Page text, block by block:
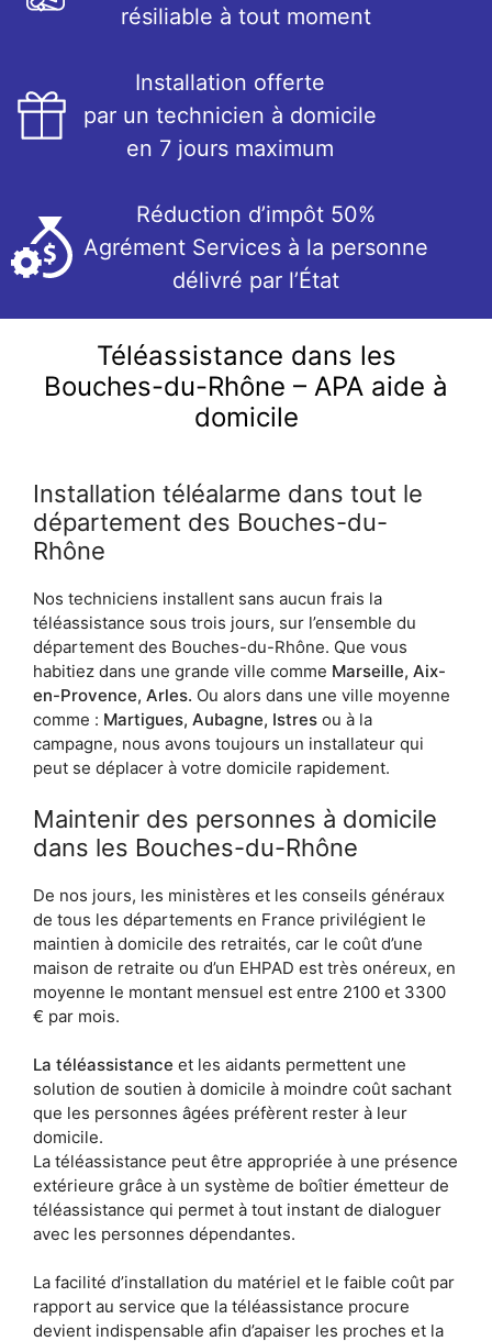
résiliable à tout moment
Installation offerte
par un technicien à domicile
en 7 jours maximum
Réduction d’impôt 50%
Agrément Services à la personne
délivré par l’État
Téléassistance dans les
Bouches-du-Rhône – APA aide à
domicile
Installation téléalarme dans tout le
département des Bouches-du-
Rhône
Nos techniciens installent sans aucun frais la
téléassistance sous trois jours, sur l’ensemble du
département des Bouches-du-Rhône. Que vous
habitiez dans une grande ville comme Marseille, Aix-
en-Provence, Arles. Ou alors dans une ville moyenne
comme : Martigues, Aubagne, Istres ou à la
campagne, nous avons toujours un installateur qui
peut se déplacer à votre domicile rapidement.
Maintenir des personnes à domicile
dans les Bouches-du-Rhône
De nos jours, les ministères et les conseils généraux
de tous les départements en France privilégient le
maintien à domicile des retraités, car le coût d’une
maison de retraite ou d’un EHPAD est très onéreux, en
moyenne le montant mensuel est entre 2100 et 3300
€ par mois.
La téléassistance et les aidants permettent une
solution de soutien à domicile à moindre coût sachant
que les personnes âgées préfèrent rester à leur
domicile.
La téléassistance peut être appropriée à une présence
extérieure grâce à un système de boîtier émetteur de
téléassistance qui permet à tout instant de dialoguer
avec les personnes dépendantes.
La facilité d’installation du matériel et le faible coût par
rapport au service que la téléassistance procure
devient indispensable afin d’apaiser les proches et la